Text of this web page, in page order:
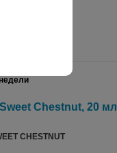
Chestnut, 20 мл
CHESTNUT